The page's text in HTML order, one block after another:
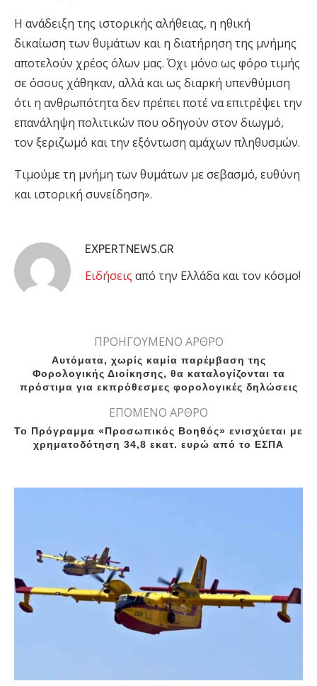
Η ανάδειξη της ιστορικής αλήθειας, η ηθική
δικαίωση των θυμάτων και η διατήρηση της μνήμης
αποτελούν χρέος όλων μας. Όχι μόνο ως φόρο τιμής
σε όσους χάθηκαν, αλλά και ως διαρκή υπενθύμιση
ότι η ανθρωπότητα δεν πρέπει ποτέ να επιτρέψει την
επανάληψη πολιτικών που οδηγούν στον διωγμό,
τον ξεριζωμό και την εξόντωση αμάχων πληθυσμών.
Τιμούμε τη μνήμη των θυμάτων με σεβασμό, ευθύνη
και ιστορική συνείδηση».
EXPERTNEWS.GR
Eιδήσεις από την Ελλάδα και τον κόσμο!
ΠΡΟΗΓΟΥΜΕΝΟ ΑΡΘΡΟ
Αυτόματα, χωρίς καμία παρέμβαση της
Φορολογικής Διοίκησης, θα καταλογίζονται τα
πρόστιμα για εκπρόθεσμες φορολογικές δηλώσεις
ΕΠΟΜΕΝΟ ΑΡΘΡΟ
Το Πρόγραμμα «Προσωπικός Βοηθός» ενισχύεται με
χρηματοδότηση 34,8 εκατ. ευρώ από το ΕΣΠΑ